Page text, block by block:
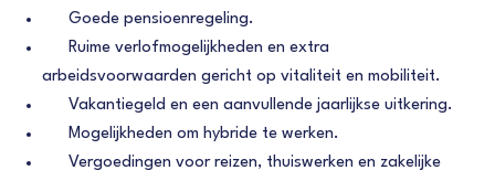
Goede pensioenregeling.
Ruime verlofmogelijkheden en extra
arbeidsvoorwaarden gericht op vitaliteit en mobiliteit.
Vakantiegeld en een aanvullende jaarlijkse uitkering.
Mogelijkheden om hybride te werken.
Vergoedingen voor reizen, thuiswerken en zakelijke